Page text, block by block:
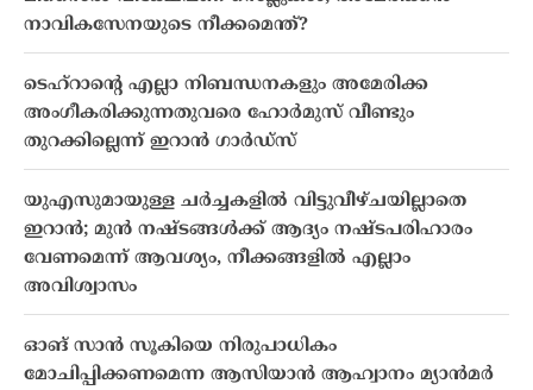
നാവികസേനയുടെ നീക്കമെന്ത്?
ടെഹ്‌റാൻ്റെ എല്ലാ നിബന്ധനകളും അമേരിക്ക
അംഗീകരിക്കുന്നതുവരെ ഹോർമുസ് വീണ്ടും
തുറക്കില്ലെന്ന് ഇറാൻ ഗാർഡ്സ്
യുഎസുമായുള്ള ചർച്ചകളിൽ വിട്ടുവീഴ്ചയില്ലാതെ
ഇറാൻ; മുൻ നഷ്ടങ്ങൾക്ക് ആദ്യം നഷ്ടപരിഹാരം
വേണമെന്ന് ആവശ്യം, നീക്കങ്ങളിൽ എല്ലാം
അവിശ്വാസം
ഓങ് സാൻ സൂകിയെ നിരുപാധികം
മോചിപ്പിക്കണമെന്ന ആസിയാൻ ആഹ്വാനം മ്യാൻമർ